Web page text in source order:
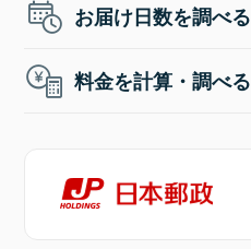
お届け日数を調べる
料金を計算・調べる